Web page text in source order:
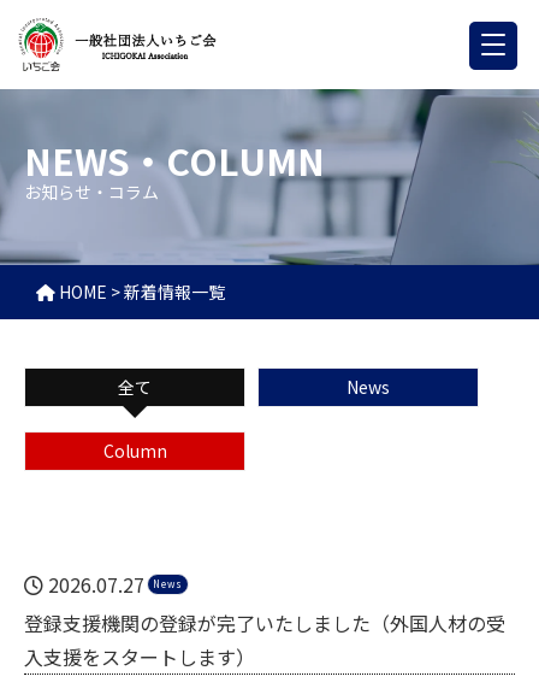
NEWS・COLUMN
お知らせ・コラム
HOME >新着情報一覧
全て News
Column
2026.07.27 News
登録支援機関の登録が完了いたしました（外国人材の受
入支援をスタートします）